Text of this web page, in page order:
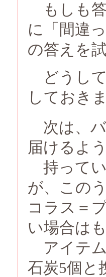
もしも
に「間違
の答えを
どうし
しておき
次は、
届けるよ
持って
が、この
コラス＝
い場合は
アイテ
石炭5個と